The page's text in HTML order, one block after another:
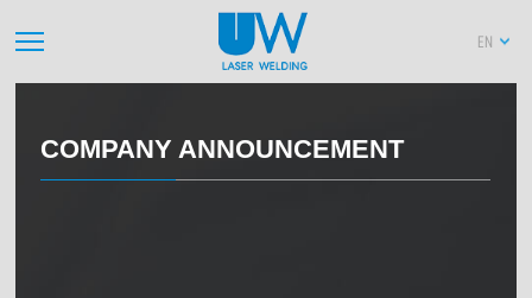
EN
COMPANY ANNOUNCEMENT